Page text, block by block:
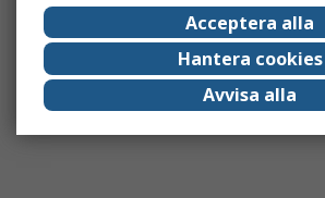
Acceptera alla
Hantera cookies
Avvisa alla